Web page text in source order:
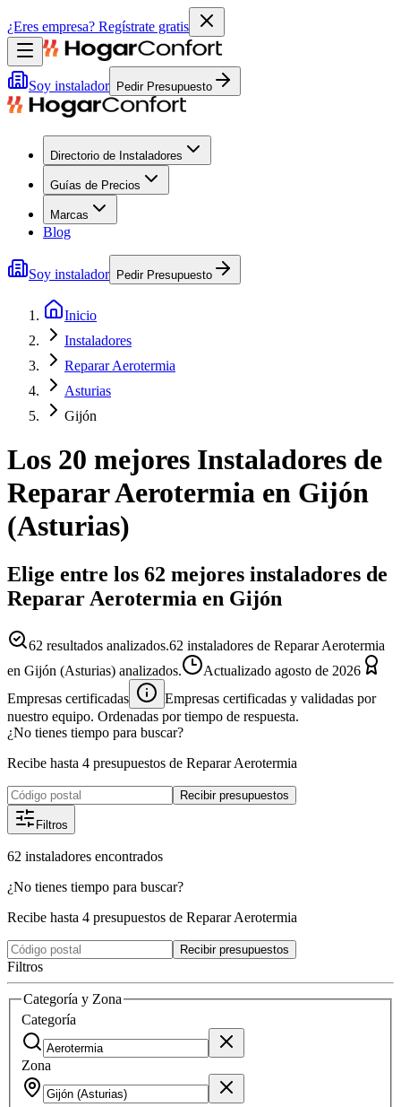
¿Eres empresa? Regístrate gratis
Soy instalador Pedir Presupuesto
Directorio de Instaladores
Guías de Precios
Marcas
Blog
Soy instalador Pedir Presupuesto
Inicio
Instaladores
Reparar Aerotermia
Asturias
Gijón
Los 20 mejores Instaladores de
Reparar Aerotermia en Gijón
(Asturias)
Elige entre los 62 mejores instaladores de
Reparar Aerotermia en Gijón
62 resultados analizados.62 instaladores de Reparar Aerotermia
en Gijón (Asturias) analizados.
Actualizado agosto de 2026
Empresas certificadas
Empresas certificadas y validadas por
nuestro equipo. Ordenadas por tiempo de respuesta.
¿No tienes tiempo para buscar?
Recibe hasta 4 presupuestos de Reparar Aerotermia
Recibir presupuestos
Filtros
62 instaladores encontrados
¿No tienes tiempo para buscar?
Recibe hasta 4 presupuestos de Reparar Aerotermia
Recibir presupuestos
Filtros
Categoría y Zona
Categoría
Zona